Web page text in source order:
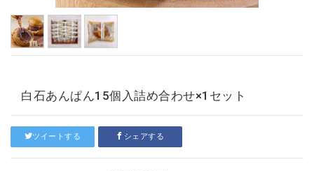
白石あんぱん15個入詰め合わせ×1セット
ツイートする シェアする